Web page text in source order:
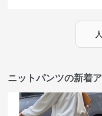
ニットパンツの新着